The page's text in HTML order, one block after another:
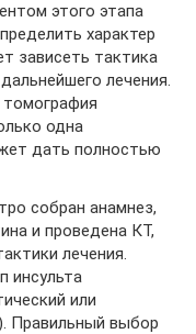
этого этапа
характер
зависеть тактика
лечения.
одна
дать полностью
собран анамнез,
и проведена КТ,
лечения.
инсульта
или
Правильный выбор